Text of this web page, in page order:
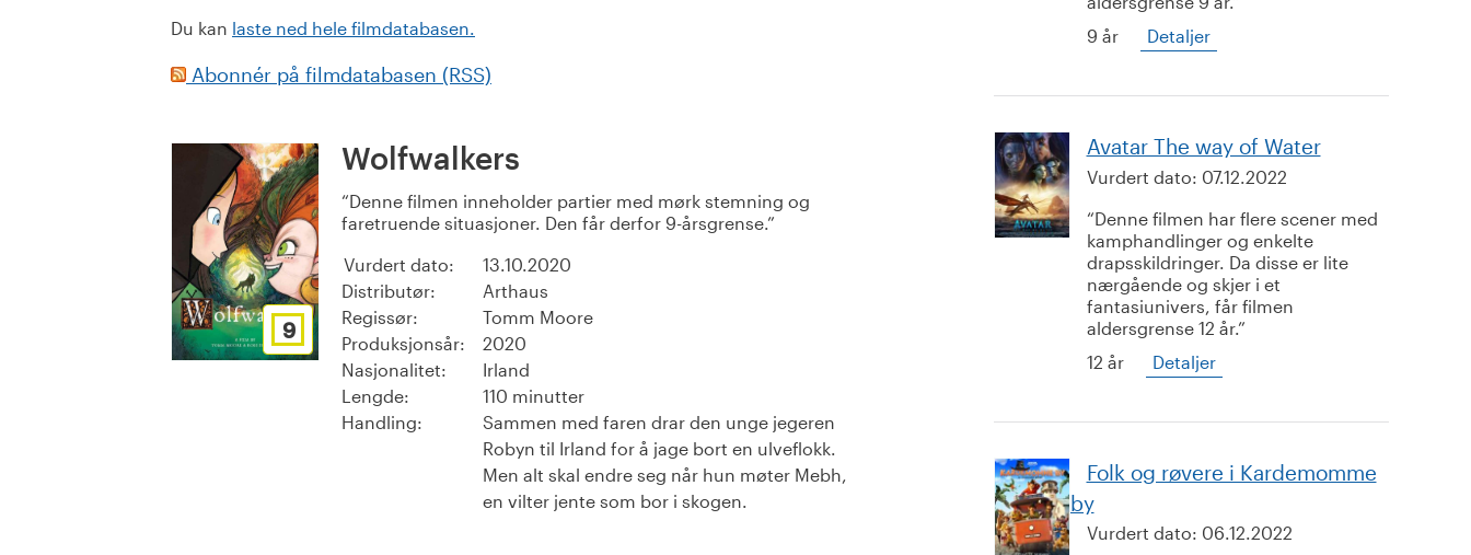
Du kan laste ned hele filmdatabasen.
Abonnér på filmdatabasen (RSS)
9
Wolfwalkers
Denne filmen inneholder partier med mørk stemning og
faretruende situasjoner. Den får derfor 9-årsgrense.
Vurdert dato:
13.10.2020
Distributør:
Arthaus
Regissør:
Tomm Moore
Produksjonsår:
2020
Nasjonalitet:
Irland
Lengde:
110 minutter
Handling:
Sammen med faren drar den unge jegeren
Robyn til Irland for å jage bort en ulveflokk.
Men alt skal endre seg når hun møter Mebh,
en vilter jente som bor i skogen.
9 år
Detaljer
Avatar The way of Water
Vurdert dato: 07.12.2022
Denne filmen har flere scener med
kamphandlinger og enkelte
drapsskildringer. Da disse er lite
nærgående og skjer i et
fantasiunivers, får filmen
aldersgrense 12 år.
12 år
Detaljer
Folk og røvere i Kardemomme
by
Vurdert dato: 06.12.2022